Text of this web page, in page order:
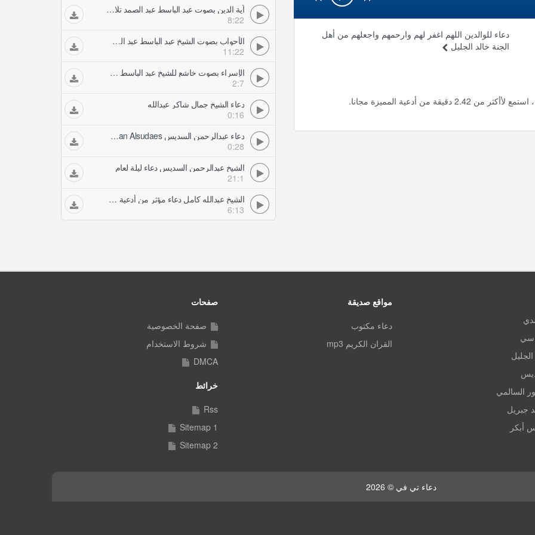
دعاء للوالدين اللهم اغفر لهم وارحمهم واجعلهم من أهل
الجنة خالد الجليل
آية الدين بصوت عبد الباسط عبد الصمد تلاوات خاشعة
8:22
الأحواب بصوت الشيخ عبد الباسط عبد الصمد تلاوات خاشعة
11:22
الإسراء بصوت خاشع للشيخ عبد الباسط عبد الصمد 1 2 تلاوات خاشعة
2:7
دعاء الشيخ جمال شاكر عبدالله
0:16
دعاء عبدالرحمن السديس Abdulrahman Alsudaes
0:28
الشيخ عبدالرحمن السديس دعاء ليلة لعام
21:1
الشيخ عبدالله كامل دعاء مؤثر من أدعية رمضان ه بأمريكا
6:13
السالمي
جبريل
أبكر
مواقع صديقة
دعاء مكتوب
القران الكريم mp3
صفحات
صفحة الخصوصية
شروط الاستخدام
DMCA
خرائط
Rss
Sitemap 1
Sitemap 2
دعاء تي في © 2026